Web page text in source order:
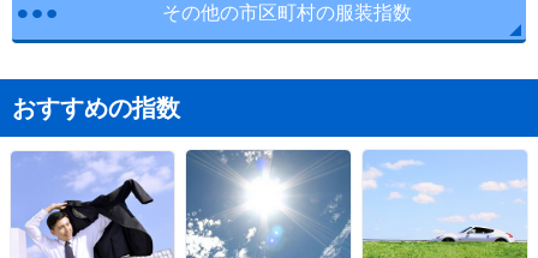
その他の市区町村の服装指数
おすすめの指数